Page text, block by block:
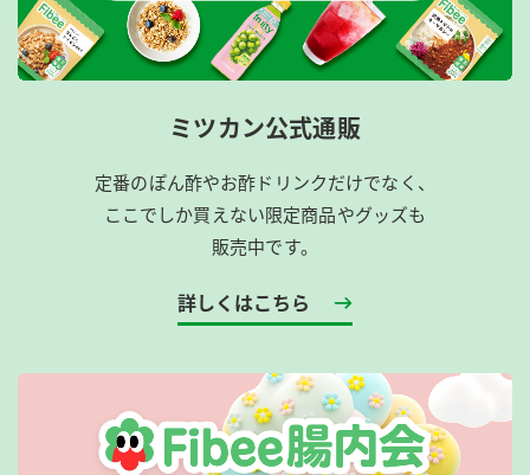
ミツカン公式通販
定番のぽん酢やお酢ドリンクだけでなく、
ここでしか買えない限定商品やグッズも
販売中です。
詳しくはこちら